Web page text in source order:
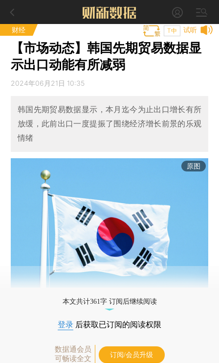
财经 试听
T中
【市场动态】韩国先期贸易数据显
示出口动能有所减弱
2024年06月21日 10:35
韩国先期贸易数据显示，本月迄今为止出口增长有所
放缓，此前出口一度提振了围绕经济增长前景的乐观
情绪
原图
本文共计361字 订阅后继续阅读
登录 后获取已订阅的阅读权限
数据通会员
可畅读全文
订阅/会员升级